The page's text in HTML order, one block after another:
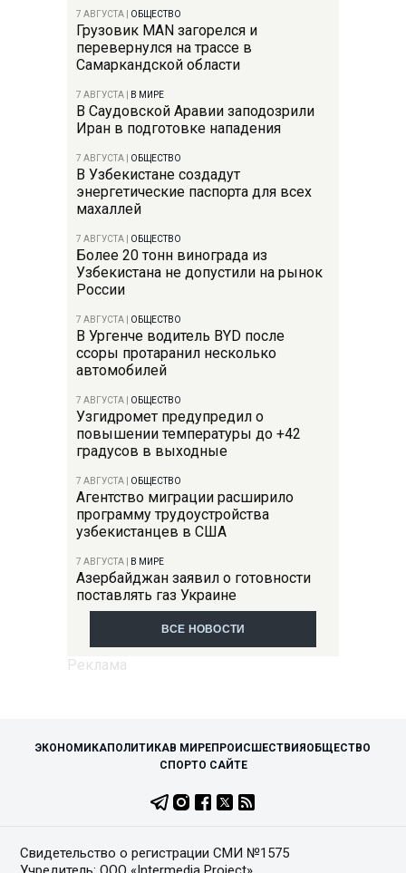
7 АВГУСТА ОБЩЕСТВО
Грузовик MAN загорелся и
перевернулся на трассе в
Самаркандской области
7 АВГУСТА В МИРЕ
В Саудовской Аравии заподозрили
Иран в подготовке нападения
7 АВГУСТА ОБЩЕСТВО
В Узбекистане создадут
энергетические паспорта для всех
махаллей
7 АВГУСТА ОБЩЕСТВО
Более 20 тонн винограда из
Узбекистана не допустили на рынок
России
7 АВГУСТА ОБЩЕСТВО
В Ургенче водитель BYD после
ссоры протаранил несколько
автомобилей
7 АВГУСТА ОБЩЕСТВО
Узгидромет предупредил о
повышении температуры до +42
градусов в выходные
7 АВГУСТА ОБЩЕСТВО
Агентство миграции расширило
программу трудоустройства
узбекистанцев в США
7 АВГУСТА В МИРЕ
Азербайджан заявил о готовности
поставлять газ Украине
ВСЕ НОВОСТИ
ЭКОНОМИКАПОЛИТИКАВ МИРЕПРОИСШЕСТВИЯОБЩЕСТВО
СПОРТО САЙТЕ
Свидетельство о регистрации СМИ №1575